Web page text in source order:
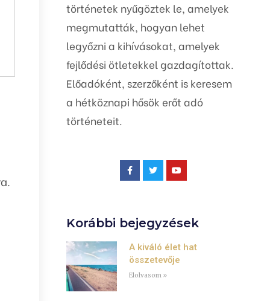
történetek nyűgöztek le, amelyek
megmutatták, hogyan lehet
legyőzni a kihívásokat, amelyek
fejlődési ötletekkel gazdagítottak.
Előadóként, szerzőként is keresem
a hétköznapi hősök erőt adó
történeteit.
Korábbi bejegyzések
A kiváló élet hat
összetevője
Elolvasom »